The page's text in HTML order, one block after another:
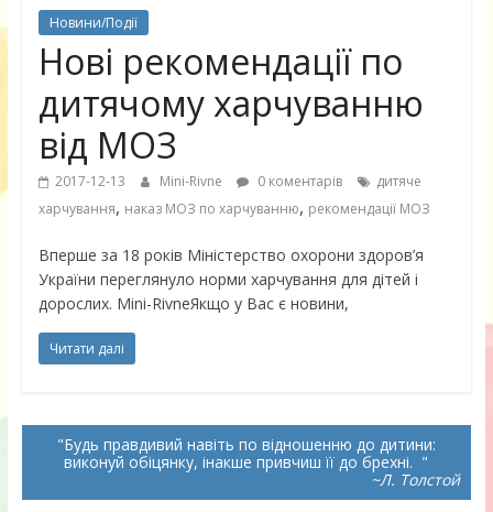
Новини/Події
Нові рекомендації по
дитячому харчуванню
від МОЗ
2017-12-13 Mini-Rivne 0 коментарів
дитяче
харчування, наказ МОЗ по харчуванню, рекомендації МОЗ
Вперше за 18 років Міністерство охорони здоров’я
України переглянуло норми харчування для дітей і
дорослих. Mini-RivneЯкщо у Вас є новини,
Читати далі
Будь правдивий навіть по відношенню до дитини:
виконуй обіцянку, інакше привчиш її до брехні.
~Л. Толстой